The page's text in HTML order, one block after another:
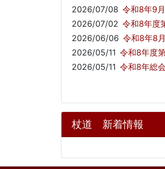
2026/07/08 令和8年9
2026/07/02 令和8年度
2026/06/06 令和8年8
2026/05/11 令和8年度
2026/05/11 令和8年総
杖道 新着情報